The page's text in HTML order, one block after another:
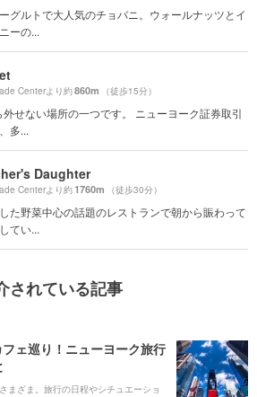
グルトで大人気のチョバニ。ウォールナッツとイ
ーの...
Centerより約860m （徒歩15分）
外せない場所の一つです。 ニューヨーク証券取引
多...
Daughter
Centerより約1760m （徒歩30分）
た野菜中心の話題のレストランで朝から賑わって
てい...
されている記事
ェ巡り！ニューヨーク旅行
まざま。旅行の日程やシチュエーショ